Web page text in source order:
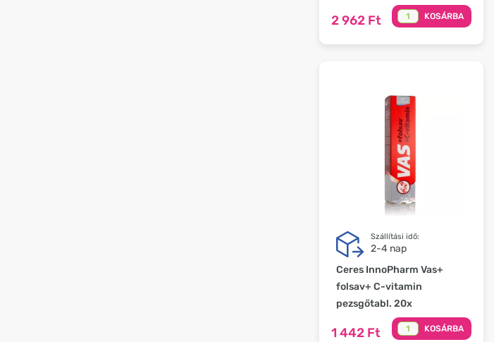
2 962 Ft KOSÁRBA
Szállítási idő:
2-4 nap
Ceres InnoPharm Vas+
folsav+ C-vitamin
pezsgőtabl. 20x
1 442 Ft KOSÁRBA